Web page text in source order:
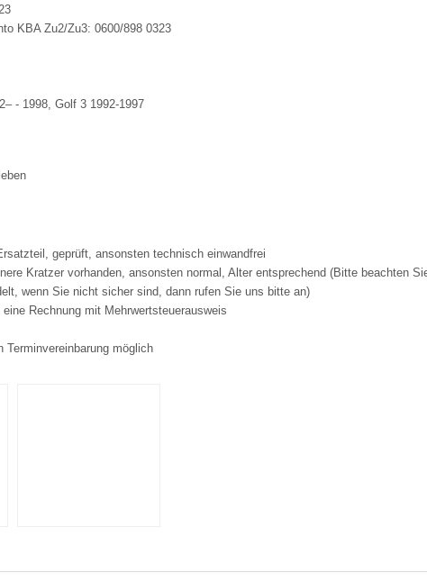
KBA Zu2/Zu3: 0600/898 0323
- 1998, Golf 3 1992-1997
geprüft, ansonsten technisch einwandfrei
Kratzer vorhanden, ansonsten normal, Alter entsprechend (Bitte beachten
wenn Sie nicht sicher sind, dann rufen Sie uns bitte an)
Rechnung mit Mehrwertsteuerausweis
Terminvereinbarung möglich